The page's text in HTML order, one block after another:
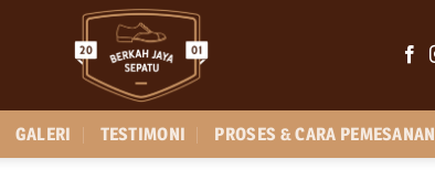
GALERI TESTIMONI PROSES & CARA PEMESANAN